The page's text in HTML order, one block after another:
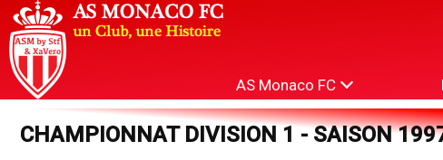
AS Monaco FC
CHAMPIONNAT DIVISION 1 - SAISON